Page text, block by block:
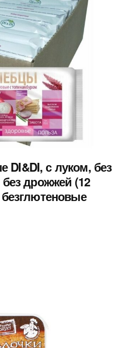
DI&DI, с луком, без
без дрожжей (12